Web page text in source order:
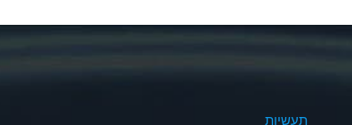
תעשיות